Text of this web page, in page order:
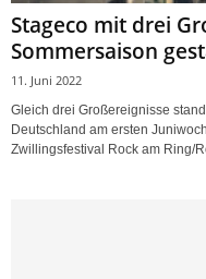
Stageco mit drei
Sommersaison
11. Juni 2022
Gleich drei Großereignisse
Deutschland am ersten
Zwillingsfestival Rock am Ring/